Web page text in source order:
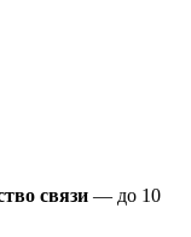
связи — до 10